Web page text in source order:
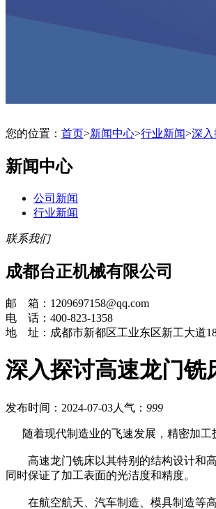
您的位置： 首页>新闻中心>行业新闻>深入
新闻中心
公司新闻
行业新闻
联系我们
成都台正机械有限公司
邮 箱：1209697158@qq.com
电 话：400-823-1358
地 址：成都市新都区工业东区新工大道
深入探讨高速龙门铣
发布时间：2024-07-03人气： 999
随着现代制造业的飞速发展，精密加工
高速龙门铣床以其特别的结构设计和高
同时保证了加工表面的光洁度和精度。
在航空航天、汽车制造、模具制造等高